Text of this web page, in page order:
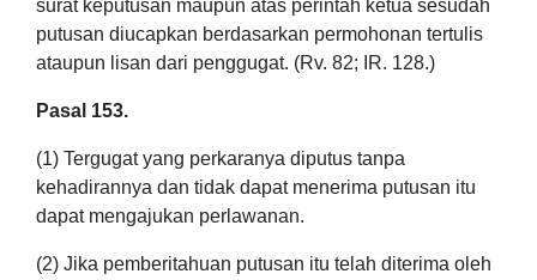
surat keputusan maupun atas perintah ketua sesudah
putusan diucapkan berdasarkan permohonan tertulis
ataupun lisan dari penggugat. (Rv. 82; IR. 128.)
Pasal 153.
(1) Tergugat yang perkaranya diputus tanpa
kehadirannya dan tidak dapat menerima putusan itu
dapat mengajukan perlawanan.
(2) Jika pemberitahuan putusan itu telah diterima oleh